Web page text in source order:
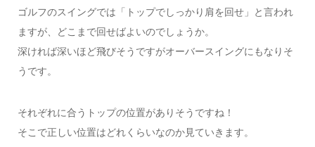
ゴルフのスイングでは「トップでしっかり肩を回せ」と言われ
ますが、どこまで回せばよいのでしょうか。
深ければ深いほど飛びそうですがオーバースイングにもなりそ
うです。
それぞれに合うトップの位置がありそうですね！
そこで正しい位置はどれくらいなのか見ていきます。